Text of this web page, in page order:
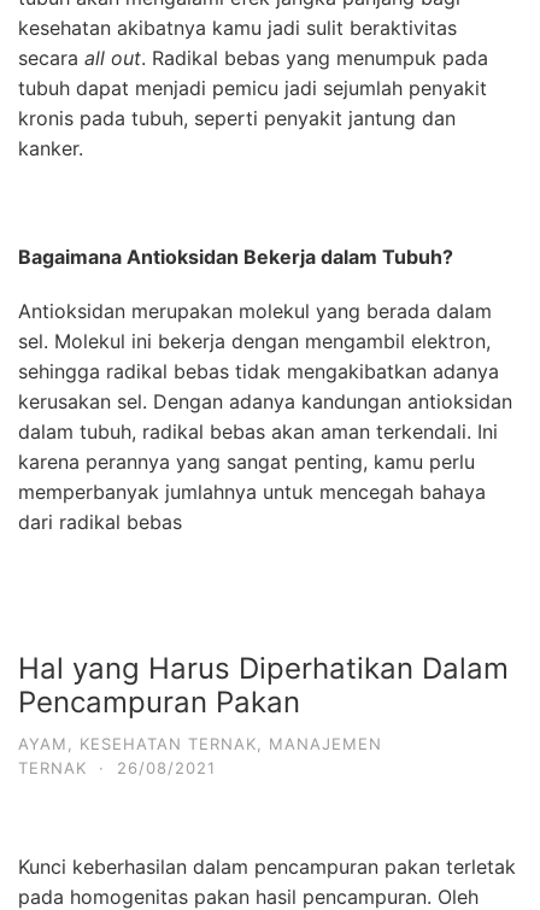
kesehatan akibatnya kamu jadi sulit beraktivitas
secara all out. Radikal bebas yang menumpuk pada
tubuh dapat menjadi pemicu jadi sejumlah penyakit
kronis pada tubuh, seperti penyakit jantung dan
kanker.
Bagaimana Antioksidan Bekerja dalam Tubuh?
Antioksidan merupakan molekul yang berada dalam
sel. Molekul ini bekerja dengan mengambil elektron,
sehingga radikal bebas tidak mengakibatkan adanya
kerusakan sel. Dengan adanya kandungan antioksidan
dalam tubuh, radikal bebas akan aman terkendali. Ini
karena perannya yang sangat penting, kamu perlu
memperbanyak jumlahnya untuk mencegah bahaya
dari radikal bebas
Hal yang Harus Diperhatikan Dalam
Pencampuran Pakan
AYAM KESEHATAN TERNAK
MANAJEMEN
TERNAK
· 26/08/2021
Kunci keberhasilan dalam pencampuran pakan terletak
pada homogenitas pakan hasil pencampuran. Oleh